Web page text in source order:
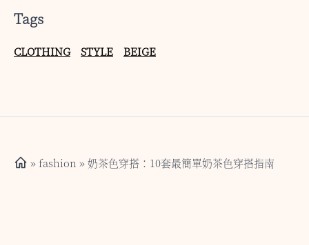
Tags
CLOTHING STYLE BEIGE
»fashion » 奶茶色穿搭：10套最簡單奶茶色穿搭指南